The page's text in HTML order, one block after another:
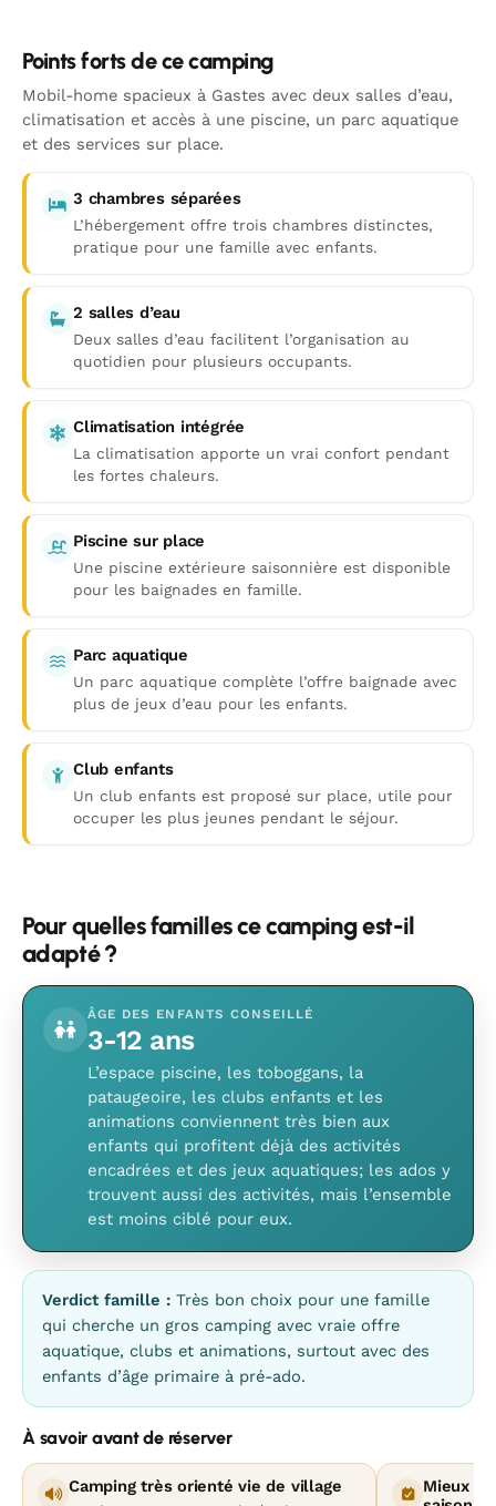
Points forts de ce camping
Mobil-home spacieux à Gastes avec deux salles d’eau,
climatisation et accès à une piscine, un parc aquatique
et des services sur place.
3 chambres séparées
L’hébergement offre trois chambres distinctes,
pratique pour une famille avec enfants.
2 salles d’eau
Deux salles d’eau facilitent l’organisation au
quotidien pour plusieurs occupants.
Climatisation intégrée
La climatisation apporte un vrai confort pendant
les fortes chaleurs.
Piscine sur place
Une piscine extérieure saisonnière est disponible
pour les baignades en famille.
Parc aquatique
Un parc aquatique complète l’offre baignade avec
plus de jeux d’eau pour les enfants.
Club enfants
Un club enfants est proposé sur place, utile pour
occuper les plus jeunes pendant le séjour.
Pour quelles familles ce camping est-il
adapté ?
ÂGE DES ENFANTS CONSEILLÉ
3-12 ans
L’espace piscine, les toboggans, la
pataugeoire, les clubs enfants et les
animations conviennent très bien aux
enfants qui profitent déjà des activités
encadrées et des jeux aquatiques; les ados y
trouvent aussi des activités, mais l’ensemble
est moins ciblé pour eux.
Verdict famille : Très bon choix pour une famille
qui cherche un gros camping avec vraie offre
aquatique, clubs et animations, surtout avec des
enfants d’âge primaire à pré-ado.
À savoir avant de réserver
Camping très orienté vie de village
Mieux